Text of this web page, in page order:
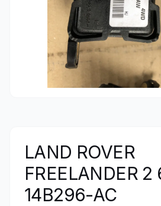
LAND ROVER
FREELANDER
14B296-AC